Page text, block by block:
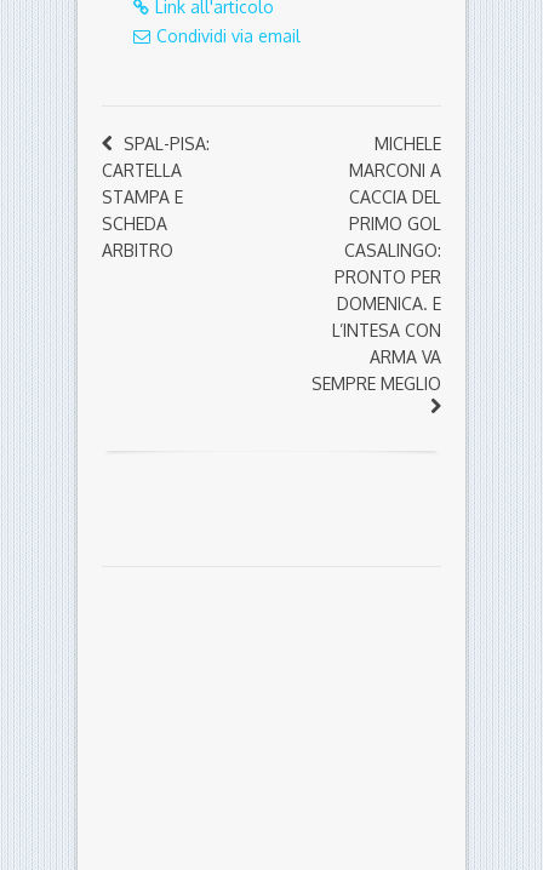
Link all'articolo
Condividi via email
SPAL-PISA:
CARTELLA
STAMPA E
SCHEDA
ARBITRO
MICHELE
MARCONI A
CACCIA DEL
PRIMO GOL
CASALINGO:
PRONTO PER
DOMENICA. E
L’INTESA CON
ARMA VA
SEMPRE MEGLIO